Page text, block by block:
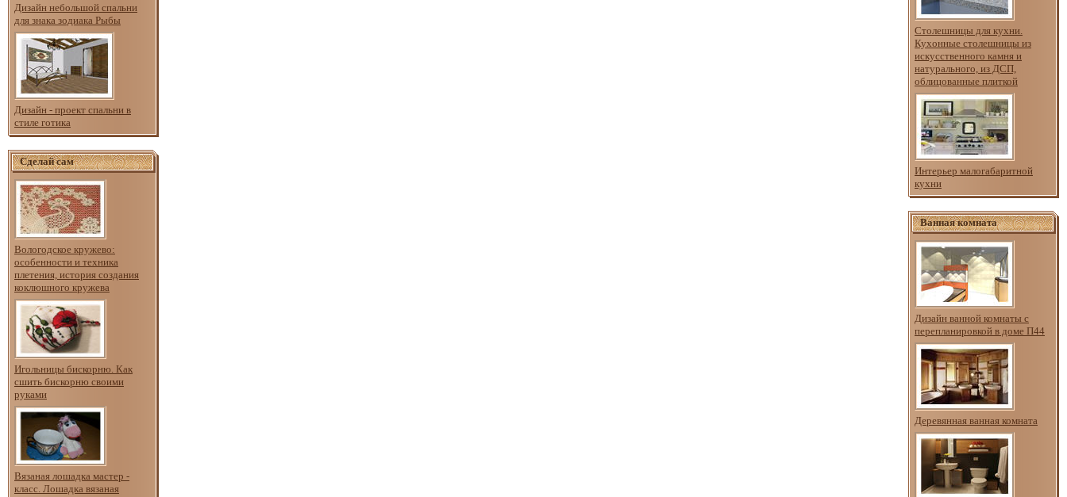
Дизайн небольшой спальни
для знака зодиака Рыбы
Дизайн - проект спальни в
стиле готика
Сделай сам
Вологодское кружево:
особенности и техника
плетения, история создания
коклюшного кружева
Игольницы бискорню. Как
сшить бискорню своими
руками
Вязаная лошадка мастер -
класс. Лошадка вязаная
Столешницы для кухни.
Кухонные столешницы из
искусственного камня и
натурального, из ДСП,
облицованные плиткой
Интерьер малогабаритной
кухни
Ванная комната
Дизайн ванной комнаты с
перепланировкой в доме П44
Деревянная ванная комната